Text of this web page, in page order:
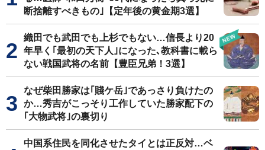
断捨離すべきもの｣【定年後の黄金期3選】
織田でも武田でも上杉でもない…信長より20
年早く｢最初の天下人｣になった､教科書に載ら
ない戦国武将の名前【豊臣兄弟！3選】
なぜ柴田勝家は｢賤ケ岳｣であっさり負けたの
か…秀吉がこっそり工作していた勝家配下の
｢大物武将｣の裏切り
中国系住民を同化させたタイとは正反対…ベ